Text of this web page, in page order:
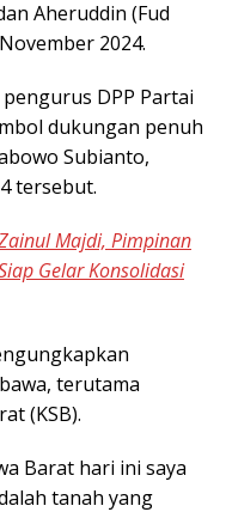
Aheruddin (Fud
2024.
DPP Partai
dukungan penuh
Subianto,
tersebut.
Majdi, Pimpinan
Gelar Konsolidasi
terutama
(KSB).
Barat hari ini saya
tanah yang